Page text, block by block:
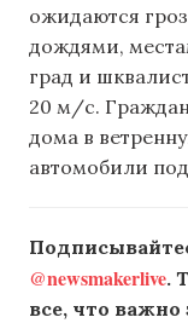
ожидаются
дождями,
град и
20 м/с.
дома в
автомобили
@newsmakerlive.
все, что